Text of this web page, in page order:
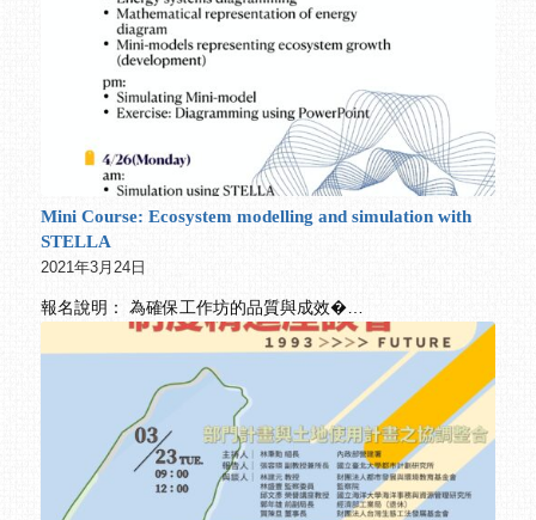
Mini Course: Ecosystem modelling and simulation with
STELLA
2021年3月24日
報名說明： 為確保工作坊的品質與成效�…